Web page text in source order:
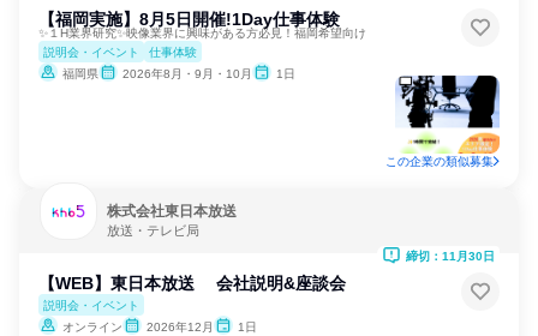
【福岡実施】8月5日開催!1Day仕事体験
✨１H業界研究✨映像業界に興味がある方必見！福岡希望向け
説明会・イベント
仕事体験
福岡県
2026年8月・9月・10月 1日
この企業の類似募集
株式会社東日本放送
放送・テレビ局
【WEB】東日本放送 会社説明&座談会
説明会・イベント
オンライン
2026年12月 1日
締切：11月30日